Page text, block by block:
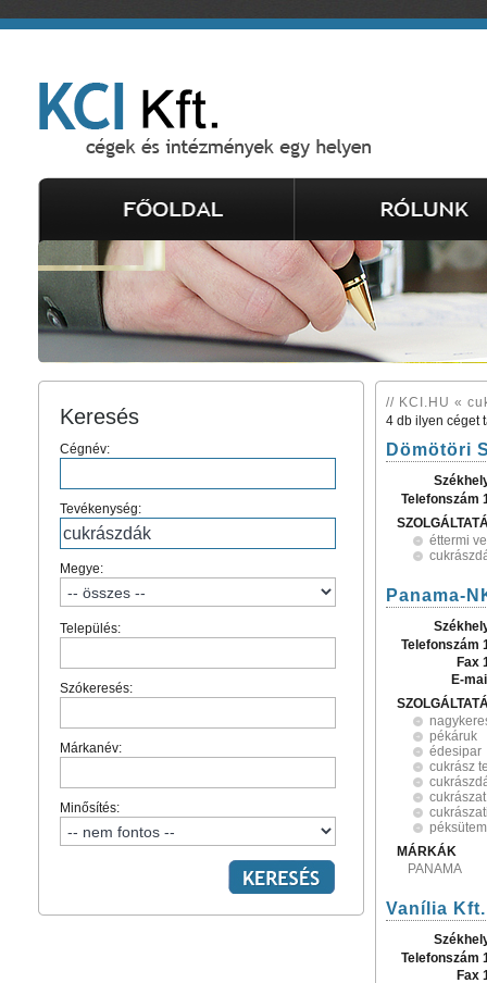
Keresés
Cégnév:
Tevékenység:
Megye:
Település:
Szókeresés:
Márkanév:
Minősítés:
// KCI.HU «
4 db ilyen céget
Dömötöri
Telefonszám
éttermi
Panama-
Telefonszám
Fax
E-
pékáruk
édesipar
cukrász
cukrászat
MÁRKÁK
PANAMA
Vanília Kft.
Telefonszám
Fax